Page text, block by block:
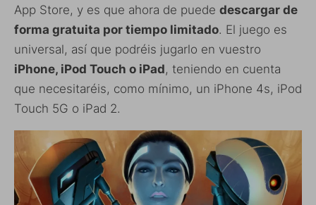
App Store, y es que ahora de puede descargar de
forma gratuita por tiempo limitado. El juego es
universal, así que podréis jugarlo en vuestro
iPhone, iPod Touch o iPad, teniendo en cuenta
que necesitaréis, como mínimo, un iPhone 4s, iPod
Touch 5G o iPad 2.